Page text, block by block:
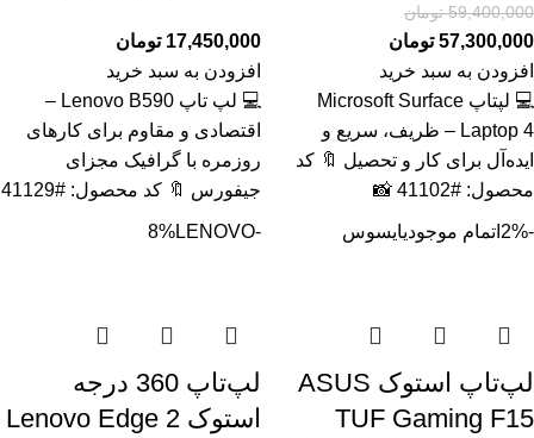
59,400,000 تومان
57,300,000 تومان
افزودن به سبد خرید
💻 لپتاپ Microsoft Surface
Laptop 4 – ظریف، سریع و
ایده‌آل برای کار و تحصیل 🔖 کد
محصول: #41102 📸
17,450,000 تومان
افزودن به سبد خرید
💻 لپ تاپ Lenovo B590 –
اقتصادی و مقاوم برای کارهای
روزمره با گرافیک مجزای
جیفورس 🔖 کد محصول: #41129
-2% اتمام موجودیایسوس
لپ‌تاپ استوک ASUS
TUF Gaming F15
-8%
LENOVO
لپ‌تاپ 360 درجه
استوک Lenovo Edge 2